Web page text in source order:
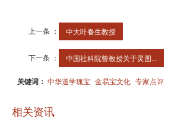
上一条 ： 中大叶春生教授
下一条 ： 中国社科院曾教授关于灵图...
关键词：中华道学瑰宝 金易宝文化 专家点评
相关资讯